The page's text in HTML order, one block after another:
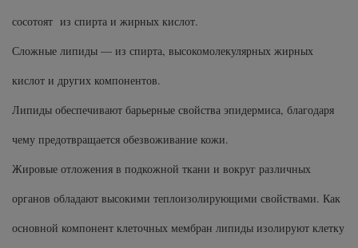
сосотоят из спирта и жирных кислот.
Сложные липиды — из спирта, высокомолекулярных жирных
кислот и других компонентов.
Липиды обеспечивают барьерные свойства эпидермиса, благодаря
чему предотвращается обезвоживание кожи.
Жировые отложения в подкожной ткани и вокруг различных
органов обладают высокими теплоизолирующими свойствами. Как
основной компонент клеточных мембран липиды изолируют клетку
ухода и укладки
Subtil Retouch Lab - защита цвета волос
Laboratoire Ducastel Subtil Blond
красоты волос
блеск волос